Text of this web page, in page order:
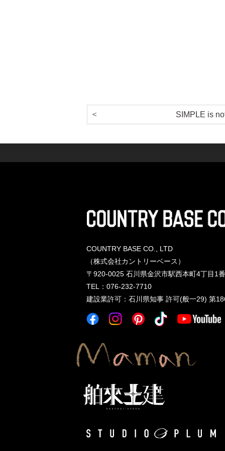
SIMPLE is
COUNTRY BASE CO., LTD
（株式会社カントリーベース）
〒920-0025 石川県金沢市駅西本町4丁目1
TEL：076-232-7710
建設業許可 ： 石川県知事 許可(般一29) 第